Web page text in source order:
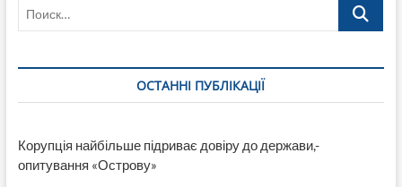
Поиск…
ОСТАННІ ПУБЛІКАЦІЇ
Корупція найбільше підриває довіру до держави,-
опитування «Острову»